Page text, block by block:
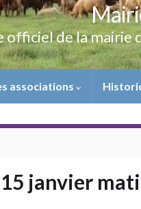
officiel de la mairie
associations
janvier